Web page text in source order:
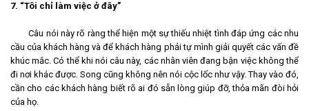
7. “Tôi chỉ làm việc ở đây”
Câu nói này rõ ràng thể hiện một sự thiếu nhiệt tình đáp ứng các nhu
cầu của khách hàng và để khách hàng phải tự mình giải quyết các vấn đề
khúc mắc. Có thể khi nói câu này, các nhân viên đang bận việc không thể
đi nơi khác được. Song cũng không nên nói cộc lốc như vậy. Thay vào đó,
cần cho các khách hàng biết rõ ai đó sẵn lòng giúp đỡ, thỏa mãn đòi hỏi
của họ.